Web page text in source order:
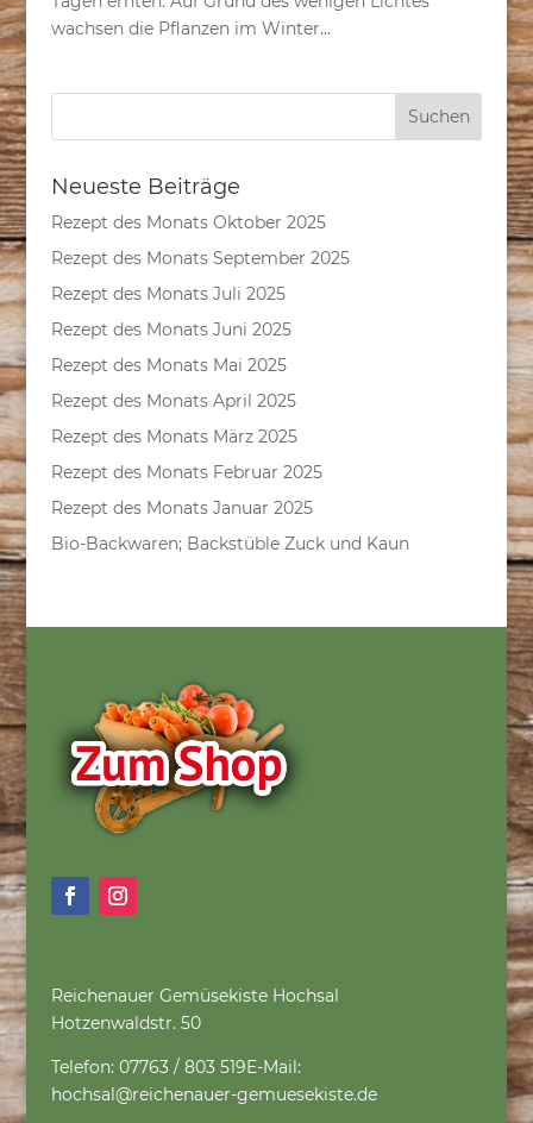
wachsen die Pflanzen im Winter...
Neueste Beiträge
Rezept des Monats Oktober 2025
Rezept des Monats September 2025
Rezept des Monats Juli 2025
Rezept des Monats Juni 2025
Rezept des Monats Mai 2025
Rezept des Monats April 2025
Rezept des Monats März 2025
Rezept des Monats Februar 2025
Rezept des Monats Januar 2025
Bio-Backwaren; Backstüble Zuck und Kaun
Reichenauer Gemüsekiste Hochsal
Hotzenwaldstr. 50
Telefon: 07763 / 803 519E-Mail:
hochsal@reichenauer-gemuesekiste.de